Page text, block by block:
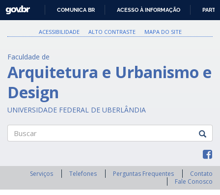
PARA
O
GOVBR
COMUNICA BR ACESSO À INFORMAÇÃO
ACESSIBILIDADE ALTO CONTRASTE MAPA DO SITE
Faculdade de
Arquitetura e Urbanismo e
Design
UNIVERSIDADE FEDERAL DE UBERLÂNDIA
Serviços Telefones Perguntas Frequentes
Contato
Fale Conosco